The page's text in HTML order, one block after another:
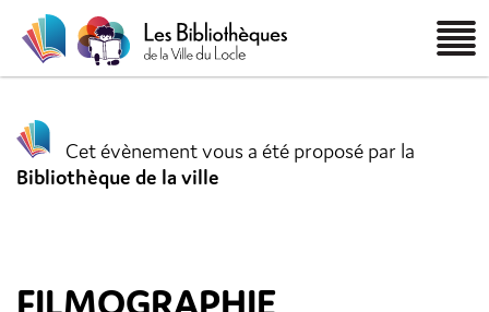
Cet évènement vous a été proposé par la
Bibliothèque de la ville